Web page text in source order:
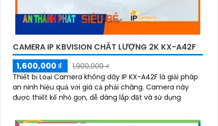
CAMERA IP KBVISION CHẤT LƯỢNG 2K KX-A42F
1,600,000 ₫
1,900,000 ₫
Thiết bị Loại Camera không dây IP KX-A42F là giải pháp
an ninh hiệu quả với giá cả phải chăng. Camera này
được thiết kế nhỏ gọn, dễ dàng lắp đặt và sử dụng